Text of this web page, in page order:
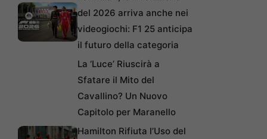
del 2026 arriva anche nei
videogiochi: F1 25 anticipa
il futuro della categoria
La ‘Luce’ Riuscirà a
Sfatare il Mito del
Cavallino? Un Nuovo
Capitolo per Maranello
Hamilton Rifiuta l’Uso del